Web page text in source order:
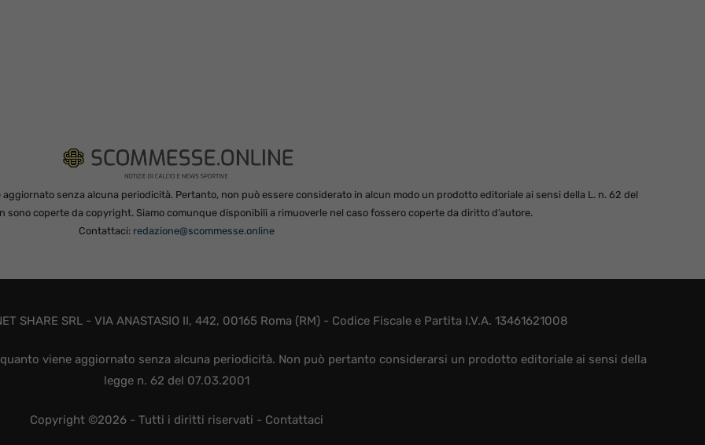
senza alcuna periodicità. Pertanto, non può essere considerato in alcun modo un prodotto editoriale ai sensi della L. n. 62 del
sono coperte da copyright. Siamo comunque disponibili a rimuoverle nel caso fossero coperte da diritto d’autore.
Contattaci: redazione@scommesse.online
SHARE SRL - VIA ANASTASIO II, 442, 00165 Roma (RM) - Codice Fiscale e Partita I.V.A. 13461621008
viene aggiornato senza alcuna periodicità. Non può pertanto considerarsi un prodotto editoriale ai sensi della
legge n. 62 del 07.03.2001
Copyright ©2026 - Tutti i diritti riservati - Contattaci